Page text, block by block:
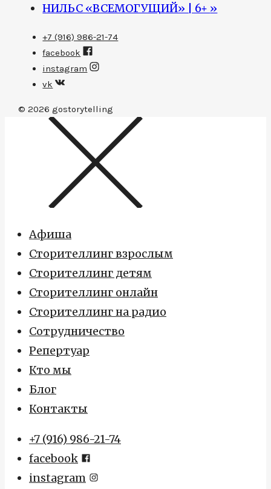
НИЛЬС «ВСЕМОГУЩИЙ» | 6+ »
+7 (916) 986-21-74
facebook
instagram
vk
© 2026gostorytelling
Афиша
Сторителлинг взрослым
Сторителлинг детям
Сторителлинг онлайн
Сторителлинг на радио
Сотрудничество
Репертуар
Кто мы
Блог
Контакты
+7 (916) 986-21-74
facebook
instagram